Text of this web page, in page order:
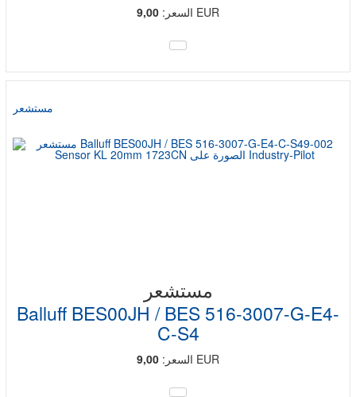
السعر: 9,00 EUR
مستشعر
مستشعر
Balluff BES00JH / BES 516-3007-G-E4-
C-S4
السعر: 9,00 EUR